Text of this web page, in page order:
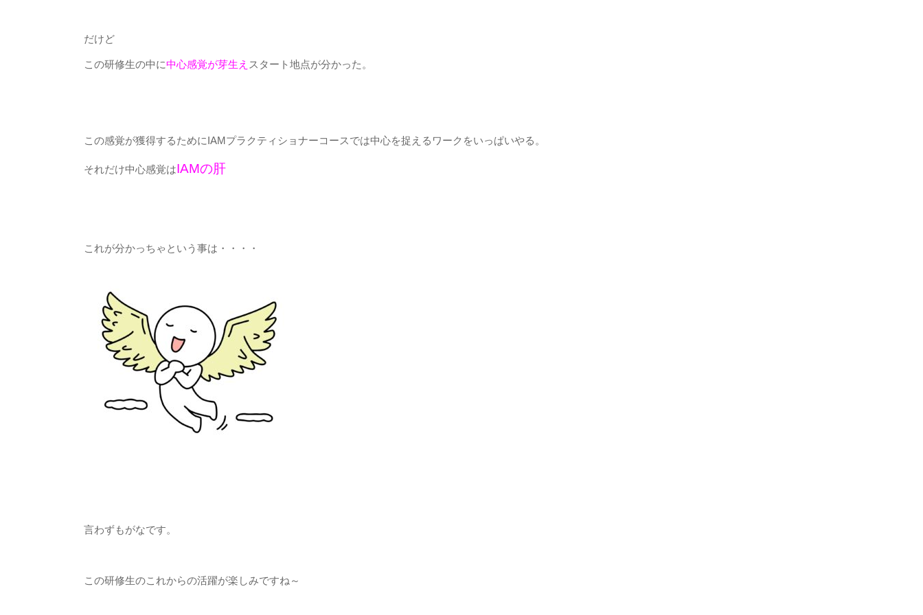
だけど
この研修生の中に中心感覚が芽生え スタート地点が分かった。
この感覚が獲得するためにIAMプラクティショナーコースでは中心を捉えるワークをいっぱいやる。
それだけ中心感覚はIAMの肝
これが分かっちゃという事は・・・・
言わずもがなです。
この研修生のこれからの活躍が楽しみですね～